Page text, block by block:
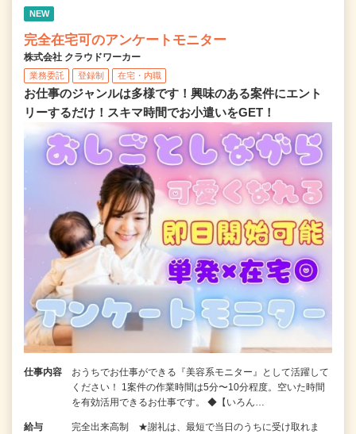
NEW
完全在宅可のアンケートモニター
株式会社 クラウドワーカー
業務委託 登録制 在宅・内職
お仕事のジャンルは多様です！興味のある案件にエント
リーするだけ！スキマ時間でお小遣いをGET！
仕事内容
おうちでお仕事ができる『美容系モニター』として活躍して
ください！ 1案件の作業時間は5分〜10分程度。空いた時間
を有効活用できるお仕事です。 ◆【いろん…
給与
完全出来高制 ★謝礼は、最短で当日のうちに受け取れま